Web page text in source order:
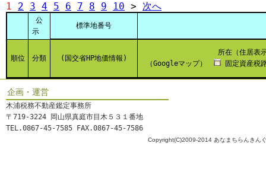
1 2 3 4 5 6 7 8 9 10 > 次へ
公
示
標準地番号
順位 分類 (国交省HP地価情報)
所在（住居表
（Googleマップ）
固定資産税
企画・運営
木浦税務不動産鑑定事務所
〒719-3224 岡山県真庭市目木５３１番地
TEL.0867-45-7585 FAX.0867-45-7586
Copyright(C)2009-2014 あなまちらんきん